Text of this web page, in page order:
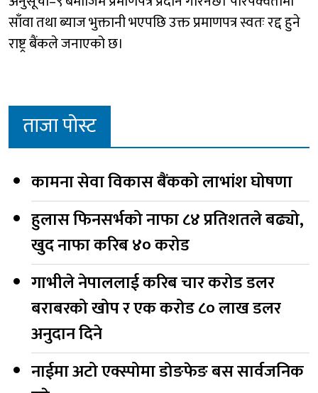
साँवा तथा ब्याज भुक्तानी भएपछि उक्त प्रमाणपत्र स्वतः रद्द हुने
राष्ट्र बैंकले जनाएको छ।
ताजा पोस्ट
कामना सेवा विकास बैंकको लाभांश घोषणा
हुलास फिनसर्भको नाफा ८४ प्रतिशतले बढ्यो,
खुद नाफा करिब ४० करोड
गाभीले नेपाललाई करिब चार करोड डलर
बराबरको खोप र एक करोड ८० लाख डलर
अनुदान दिने
नाईमा अटो एक्स्पोमा डोङफेङ बस सार्वजनिक